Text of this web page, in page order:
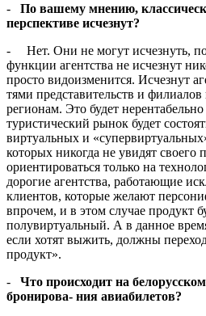
- По вашему мнению,
перспективе исчезнут?
- Нет. Они не могут исчезнуть,
функции агент­ства не исчезнут
просто видоизменится. Исчезнут
тями представительств и
регионам. Это будет
туристический рынок будет
виртуальных и
которых ни­когда не увидят своего
ориентироваться только на
дорогие агентства, работающие
клиентов, которые желают
впрочем, и в этом случае продукт
полувиртуальный. А в данное
если хотят выжить, должны
продукт».
- Что происходит на
бронирова- ния авиабилетов?